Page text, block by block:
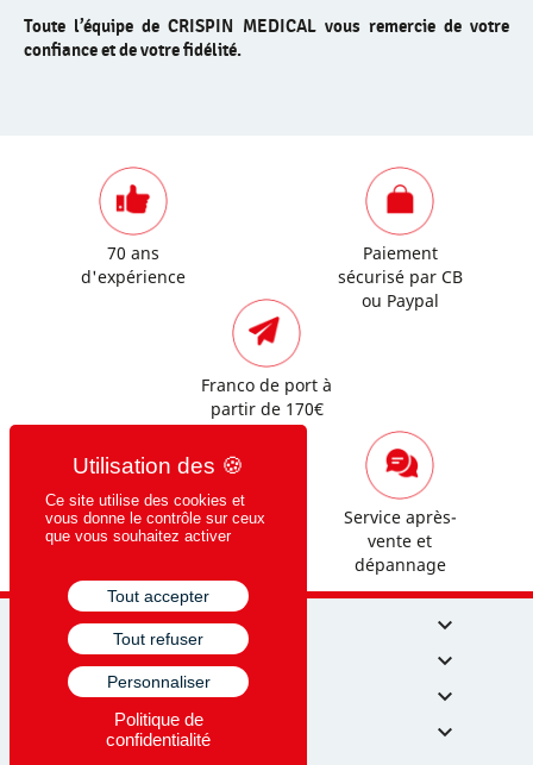
Toute l’équipe de CRISPIN MEDICAL vous remercie de votre
confiance et de votre fidélité.
70 ans
d'expérience
Paiement
sécurisé par CB
ou Paypal
Franco de port à
partir de 170€
HT
Assistance
commerciale et
Service après-
vente et
dépannage
NOS PRODUITS

CRISPIN MÉDICAL

MON COMPTE

NOS HORAIRES

Ce site utilise des cookies et
vous donne le contrôle sur ceux
que vous souhaitez activer
Tout accepter
Tout refuser
Personnaliser
Politique de
confidentialité